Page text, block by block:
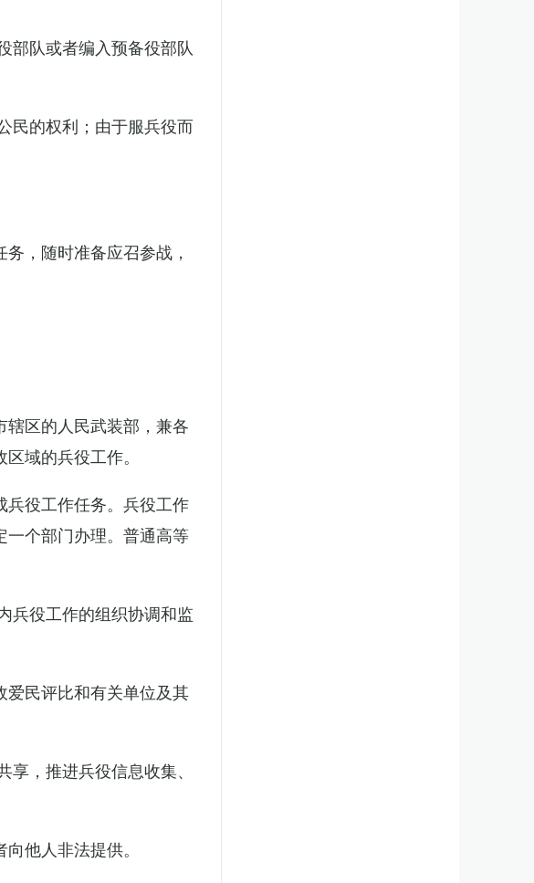
部队或者编入预备役部队
民的权利；由于服兵役而
，随时准备应召参战，
区的人民武装部，兼各
域的兵役工作。
役工作任务。兵役工作
一个部门办理。普通高等
兵役工作的组织协调和监
民评比和有关单位及其
，推进兵役信息收集、
他人非法提供。